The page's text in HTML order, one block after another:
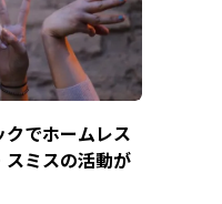
でホームレス
ミスの活動が